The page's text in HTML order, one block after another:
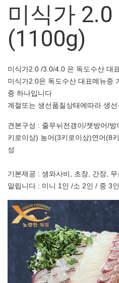
미식가 2.0
(1100g)
미식가2.0 /3.0/4.0 은 독도수산 대
미식가2.0은 독도수산 대표메뉴중
중 하나입니다
계절또는 생선품질상태에따라 생
견본구성 : 줄무뉘전갱이/잿방어/
키로이상) 농어(3키로이상)연어(8
성
기본제공 : 생와사비, 초장, 간장,
알립니다 : 미니 1인 /소 2인 / 중 3